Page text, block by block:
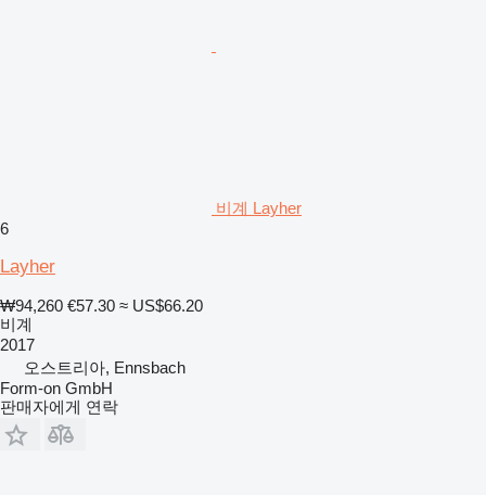
비계 Layher
6
Layher
₩94,260 €57.30 ≈ US$66.20
비계
2017
오스트리아, Ennsbach
Form-on GmbH
판매자에게 연락